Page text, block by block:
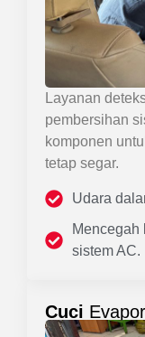
Layanan
pembersihan
komponen
tetap segar.
Udara
Mencegah
sistem AC.
Cuci